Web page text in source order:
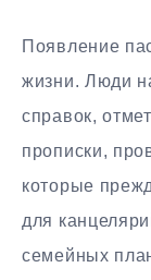
Появление
жизни. Люди
справок,
прописки,
которые
для
семейных